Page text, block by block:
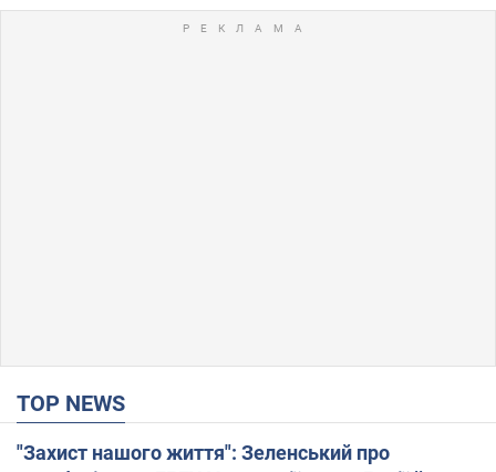
TOP NEWS
"Захист нашого життя": Зеленський про